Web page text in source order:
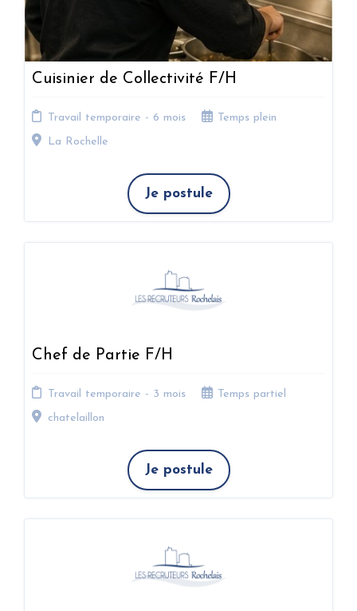
Cuisinier de Collectivité F/H
Travail temporaire - 6 mois
Temps plein
La Rochelle
Je postule
Chef de Partie F/H
Travail temporaire - 3 mois
Temps partiel
chatelaillon
Je postule